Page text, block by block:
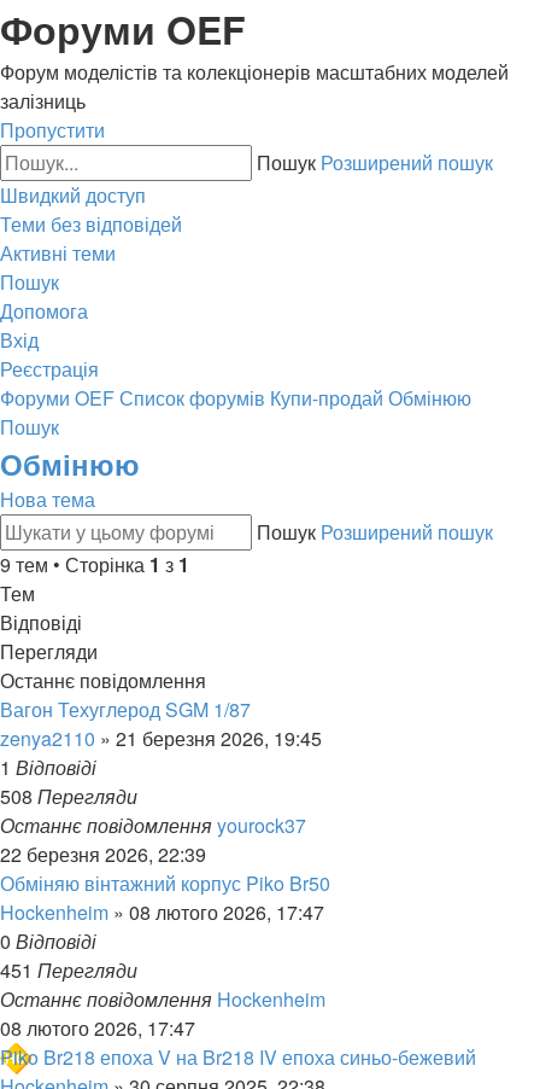
Форуми OEF
Форум моделістів та колекціонерів масштабних моделей
залізниць
Пропустити
Пошук Розширений пошук
Швидкий доступ
Теми без відповідей
Активні теми
Пошук
Допомога
Вхід
Реєстрація
Форуми OEFСписок форумів Купи-продай Обмінюю
Пошук
Обмінюю
Нова тема
Пошук Розширений пошук
9 тем • Сторінка 1 з 1
Тем
Відповіді
Перегляди
Останнє повідомлення
Вагон Техуглерод SGM 1/87
zenya2110 » 21 березня 2026, 19:45
1 Відповіді
508 Перегляди
Останнє повідомленняyourock37
22 березня 2026, 22:39
Обміняю вінтажний корпус Piko Br50
Hockenheim » 08 лютого 2026, 17:47
0 Відповіді
451 Перегляди
Останнє повідомлення Hockenheim
08 лютого 2026, 17:47
Piko Br218 епоха V на Br218 IV епоха синьо-бежевий